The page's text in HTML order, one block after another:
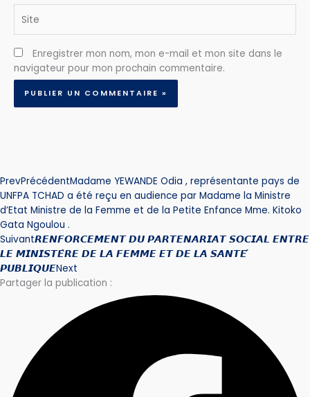
Enregistrer mon nom, mon e-mail et mon site dans le
navigateur pour mon prochain commentaire.
PrevPrécédentMadame YEWANDE Odia , représentante pays de
UNFPA TCHAD a été reçu en audience par Madame la Ministre
d’Etat Ministre de la Femme et de la Petite Enfance Mme. Kitoko
Gata Ngoulou .
Suivant𝙍𝙀𝙉𝙁𝙊𝙍𝘾𝙀𝙈𝙀𝙉𝙏 𝘿𝙐 𝙋𝘼𝙍𝙏𝙀𝙉𝘼𝙍𝙄𝘼𝙏 𝙎𝙊𝘾𝙄𝘼𝙇 𝙀𝙉𝙏𝙍𝙀
𝙇𝙀 𝙈𝙄𝙉𝙄𝙎𝙏𝙀̀𝙍𝙀 𝘿𝙀 𝙇𝘼 𝙁𝙀𝙈𝙈𝙀 𝙀𝙏 𝘿𝙀 𝙇𝘼 𝙎𝘼𝙉𝙏𝙀́
𝙋𝙐𝘽𝙇𝙄𝙌𝙐𝙀Next
Partager la publication :